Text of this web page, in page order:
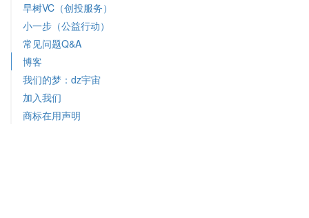
早树VC（创投服务）
小一步（公益行动）
常见问题Q&A
博客
我们的梦：dz宇宙
加入我们
商标在用声明